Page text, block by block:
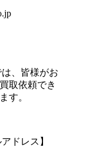
、皆様がお
取依頼でき
す。
アドレス】